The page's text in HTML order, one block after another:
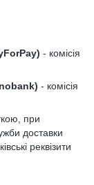
- комісія
- комісія
при
доставки
реквізити